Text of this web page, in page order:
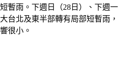
升，大台北多雲時晴，桃園以南
暫雨。下週日（28日）、下週一
台北及東半部轉有局部短暫雨，